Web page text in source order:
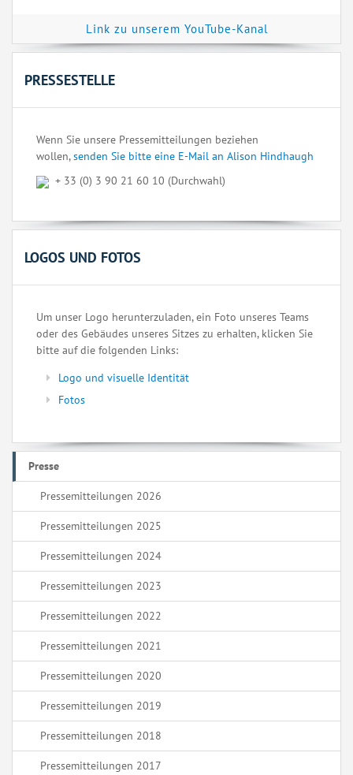
Link zu unserem YouTube-Kanal
PRESSESTELLE
Wenn Sie unsere Pressemitteilungen beziehen
wollen,senden Sie bitte eine E-Mail an Alison Hindhaugh
+ 33 (0) 3 90 21 60 10 (Durchwahl)
LOGOS UND FOTOS
Um unser Logo herunterzuladen, ein Foto unseres Teams
oder des Gebäudes unseres Sitzes zu erhalten, klicken Sie
bitte auf die folgenden Links:
Logo und visuelle Identität
Fotos
Presse
Pressemitteilungen 2026
Pressemitteilungen 2025
Pressemitteilungen 2024
Pressemitteilungen 2023
Pressemitteilungen 2022
Pressemitteilungen 2021
Pressemitteilungen 2020
Pressemitteilungen 2019
Pressemitteilungen 2018
Pressemitteilungen 2017